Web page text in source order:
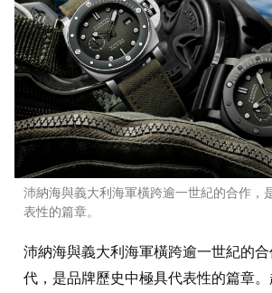
沛納海與義大利海軍橫跨逾一世紀的合作，
表性的篇章。
沛納海與義大利海軍橫跨逾一世紀的
代，是品牌歷史中極具代表性的篇章